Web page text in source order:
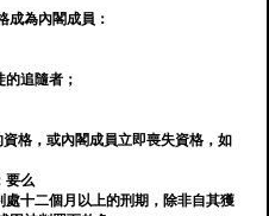
成為內閣成員：
追隨者；
格，或內閣成員立即喪失資格，如
要么
十二個月以上的刑期，除非自其獲